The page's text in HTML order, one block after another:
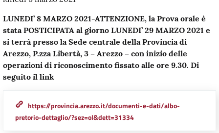
LUNEDI’ 8 MARZO 2021-ATTENZIONE, la Prova orale è
stata POSTICIPATA al giorno LUNEDI’ 29 MARZO 2021 e
si terrà presso la Sede centrale della Provincia di
Arezzo, P.zza Libertà, 3 – Arezzo – con inizio delle
operazioni di riconoscimento fissato alle ore 9.30. Di
seguito il link
https://provincia.arezzo.it/documenti-e-dati/albo-
pretorio-dettaglio/?sez=ol&dett=31334